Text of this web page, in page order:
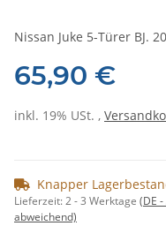
Nissan Juke 5-Türer BJ.
65,90 €
inkl. 19% USt. ,
Knapper
Lieferzeit:2 - 3 Werktage (DE
abweichend)